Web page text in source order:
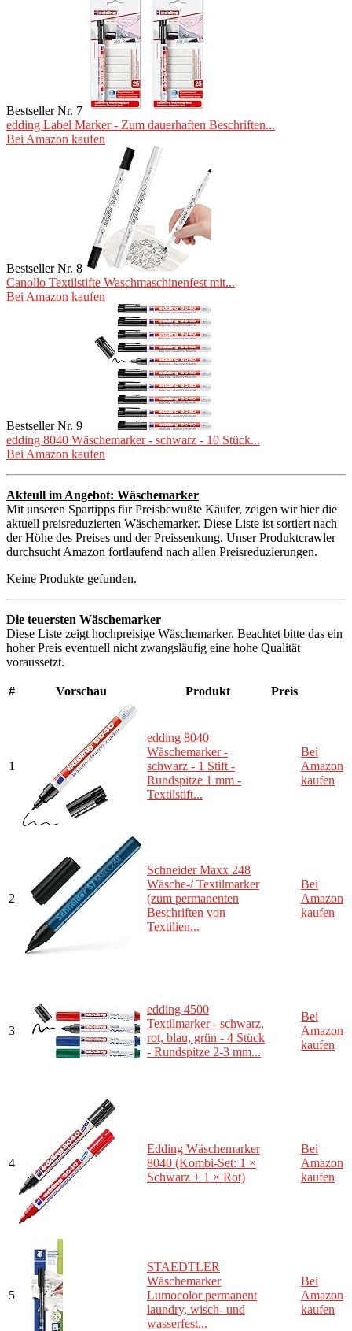
Bestseller Nr. 7
edding Label Marker - Zum dauerhaften Beschriften...
Bei Amazon kaufen
Bestseller Nr. 8
Canollo Textilstifte Waschmaschinenfest mit...
Bei Amazon kaufen
Bestseller Nr. 9
edding 8040 Wäschemarker - schwarz - 10 Stück...
Bei Amazon kaufen
Akteull im Angebot: Wäschemarker
Mit unseren Spartipps für Preisbewußte Käufer, zeigen wir hier die
aktuell preisreduzierten Wäschemarker. Diese Liste ist sortiert nach
der Höhe des Preises und der Preissenkung. Unser Produktcrawler
durchsucht Amazon fortlaufend nach allen Preisreduzierungen.
Keine Produkte gefunden.
Die teuersten Wäschemarker
Diese Liste zeigt hochpreisige Wäschemarker. Beachtet bitte das ein
hoher Preis eventuell nicht zwangsläufig eine hohe Qualität
voraussetzt.
# Vorschau Produkt Preis
1
edding 8040
Wäschemarker -
schwarz - 1 Stift -
Rundspitze 1 mm -
Textilstift...
Bei
Amazon
kaufen
2
Schneider Maxx 248
Wäsche-/ Textilmarker
(zum permanenten
Beschriften von
Textilien...
Bei
Amazon
kaufen
3
edding 4500
Textilmarker - schwarz,
rot, blau, grün - 4 Stück
- Rundspitze 2-3 mm...
Bei
Amazon
kaufen
4
Edding Wäschemarker
8040 (Kombi-Set: 1 ×
Schwarz + 1 × Rot)
Bei
Amazon
kaufen
5
STAEDTLER
Wäschemarker
Lumocolor permanent
laundry, wisch- und
wasserfest...
Bei
Amazon
kaufen